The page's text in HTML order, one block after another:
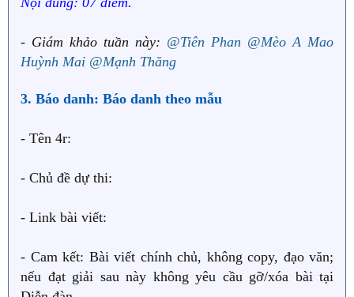
- Giám khảo tuần này: @Tiên Phan @Mèo A Mao
Huỳnh Mai @Mạnh Thăng
3. Báo danh: Báo danh theo mẫu
- Tên 4r:
- Chủ đề dự thi:
- Link bài viết:
- Cam kết: Bài viết chính chủ, không copy, đạo văn;
nếu đạt giải sau này không yêu cầu gỡ/xóa bài tại